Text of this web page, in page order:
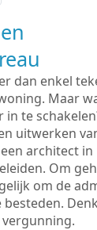
dan enkel
Maar
te
uitwerken
architect
Om
om de